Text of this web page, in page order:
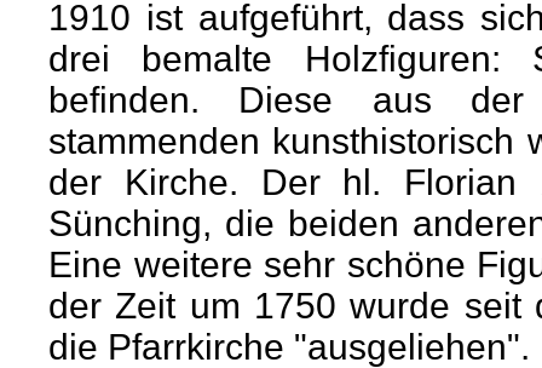
1910 ist aufgeführt, dass
drei bemalte
befinden. Diese aus
stammenden kunsthistorisch
der Kirche. Der hl. Florian
Sünching, die beiden
Eine weitere sehr schöne
der Zeit um 1750 wurde seit
die Pfarrkirche "ausgeliehen".